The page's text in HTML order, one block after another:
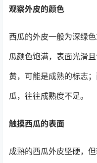
观察外皮的颜色
西瓜的外皮一般为深绿
瓜颜色饱满，表面光滑
黄，可能是成熟的标志
瓜，往往成熟度不足。
触摸西瓜的表面
成熟的西瓜外皮坚硬，